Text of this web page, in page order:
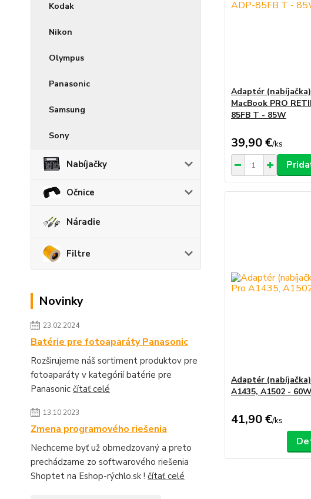
Kodak
Nikon
Olympus
Panasonic
Samsung
Sony
Nabíjačky
Očnice
Náradie
Filtre
Novinky
23.02.2024
Batérie pre fotoaparáty Panasonic
Rozširujeme náš sortiment produktov pre
fotoaparáty v kategórií batérie pre
Panasonic čítať celé
13.10.2023
Zmena programového riešenia
Nechceme byť už obmedzovaný a preto
prechádzame zo softwarového riešenia
Shoptet na Eshop-rýchlo.sk ! čítať celé
Adaptér
MacBook PRO
85FB T - 85W
39,90 €/ks
Adaptér
A1435, A1502 -
41,90 €/ks